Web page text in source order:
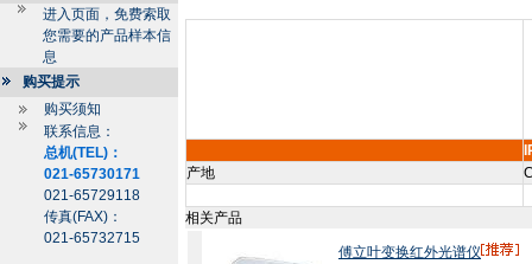
进入页面，免费索取
您需要的产品样本信
息
购买提示
购买须知
联系信息：
总机(TEL)：
021-65730171
021-65729118
传真(FAX)：
021-65732715
产地
相关产品
傅立叶变换红外光谱仪